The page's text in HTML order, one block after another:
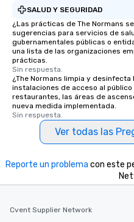
SALUD Y SEGURIDAD
¿Las prácticas de The Normans
sugerencias para servicios de
gubernamentales públicas o
una lista de las organizaciones
prácticas.
Sin respuesta.
¿The Normans limpia y desinfecta
instalaciones de acceso al
restaurantes, las áreas de
nueva medida implementada.
Sin respuesta.
Ver todas las
Reporte un problema con este
Cvent Supplier Network